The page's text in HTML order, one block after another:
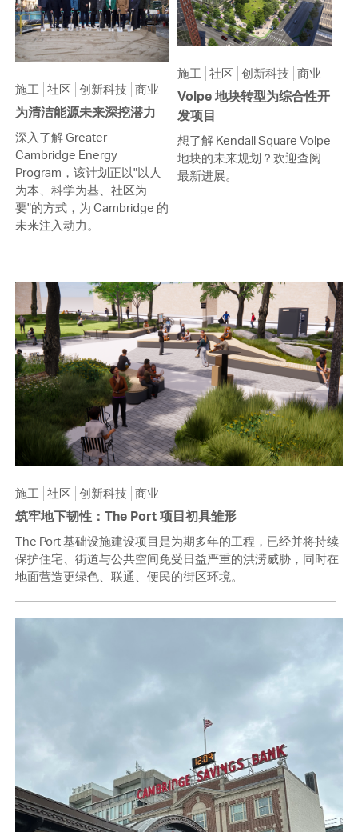
施工 社区 创新科技 商业
为清洁能源未来深挖潜力
深入了解 Greater
Cambridge Energy
Program，该计划正以"以人
为本、科学为基、社区为
要"的方式，为 Cambridge 的
未来注入动力。
施工 社区 创新科技 商业
Volpe 地块转型为综合性开
发项目
想了解 Kendall Square Volpe
地块的未来规划？欢迎查阅
最新进展。
施工 社区 创新科技 商业
筑牢地下韧性：The Port 项目初具雏形
The Port 基础设施建设项目是为期多年的工程，已经并将持续
保护住宅、街道与公共空间免受日益严重的洪涝威胁，同时在
地面营造更绿色、联通、便民的街区环境。